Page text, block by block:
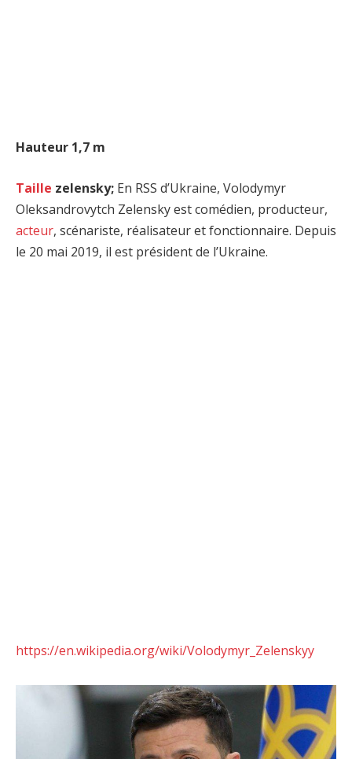
Hauteur 1,7 m
Taille zelensky; En RSS d’Ukraine, Volodymyr
Oleksandrovytch Zelensky est comédien, producteur,
acteur, scénariste, réalisateur et fonctionnaire. Depuis
le 20 mai 2019, il est président de l’Ukraine.
https://en.wikipedia.org/wiki/Volodymyr_Zelenskyy